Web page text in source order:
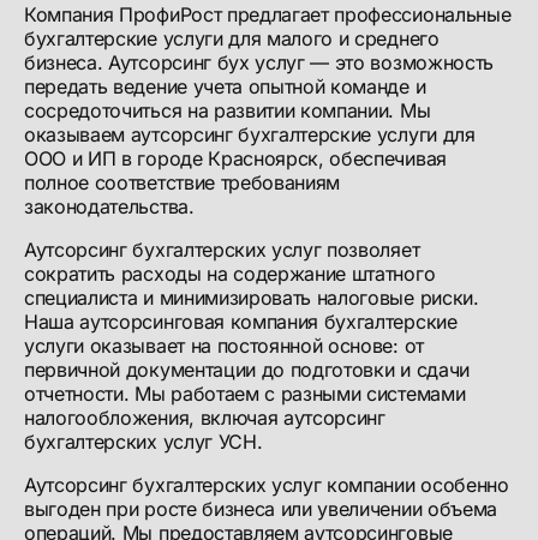
Компания ПрофиРост предлагает профессиональные
бухгалтерские услуги для малого и среднего
бизнеса. Аутсорсинг бух услуг — это возможность
передать ведение учета опытной команде и
сосредоточиться на развитии компании. Мы
оказываем аутсорсинг бухгалтерские услуги для
ООО и ИП в городе Красноярск, обеспечивая
полное соответствие требованиям
законодательства.
Аутсорсинг бухгалтерских услуг позволяет
сократить расходы на содержание штатного
специалиста и минимизировать налоговые риски.
Наша аутсорсинговая компания бухгалтерские
услуги оказывает на постоянной основе: от
первичной документации до подготовки и сдачи
отчетности. Мы работаем с разными системами
налогообложения, включая аутсорсинг
бухгалтерских услуг УСН.
Аутсорсинг бухгалтерских услуг компании особенно
выгоден при росте бизнеса или увеличении объема
операций. Мы предоставляем аутсорсинговые